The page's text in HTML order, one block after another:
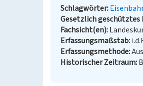
Schlagwörter
Gesetzlich
Fachsicht(en)
Erfassungsmaßstab
Erfassungsmethode
Historischer Zeitraum